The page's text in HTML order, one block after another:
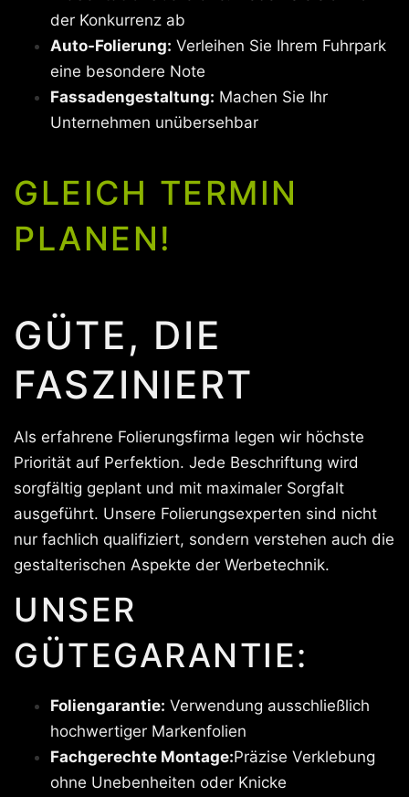
der Konkurrenz ab
Auto-Folierung: Verleihen Sie Ihrem Fuhrpark
eine besondere Note
Fassadengestaltung: Machen Sie Ihr
Unternehmen unübersehbar
GLEICH TERMIN
PLANEN!
GÜTE, DIE
FASZINIERT
Als erfahrene Folierungsfirma legen wir höchste
Priorität auf Perfektion. Jede Beschriftung wird
sorgfältig geplant und mit maximaler Sorgfalt
ausgeführt. Unsere Folierungsexperten sind nicht
nur fachlich qualifiziert, sondern verstehen auch die
gestalterischen Aspekte der Werbetechnik.
UNSER
GÜTEGARANTIE:
Foliengarantie: Verwendung ausschließlich
hochwertiger Markenfolien
Fachgerechte Montage:Präzise Verklebung
ohne Unebenheiten oder Knicke